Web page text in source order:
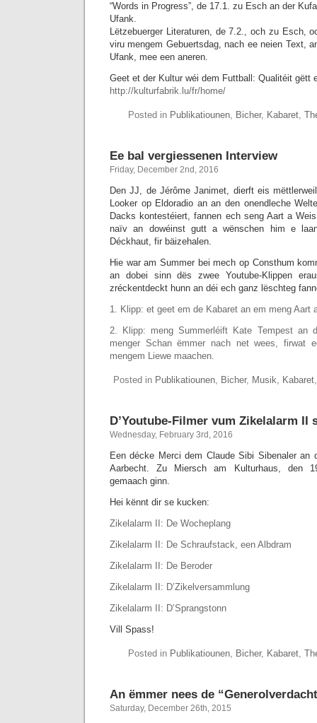
“Words in Progress”, de 17.1. zu Esch an der
Ufank.
Lëtzebuerger Literaturen, de 7.2., och zu Esch,
viru mengem Gebuertsdag, nach ee neien Text,
Ufank, mee een aneren.
Geet et der Kultur wéi dem Futtball: Qualitéit gëtt
http://kulturfabrik.lu/fr/home/
Posted in Publikatiounen, Bicher, Kabaret,
Ee bal vergiessenen Interview
Friday, December 2nd, 2016
Den JJ, de Jérôme Janimet, dierft eis
Looker op Eldoradio an an den onendleche
Dacks kontestéiert, fannen ech seng Aart a
naïv an dowéinst gutt a wënschen him e
Déckhaut, fir bäizehalen.
Hie war am Summer bei mech op Consthum
an dobei sinn dës zwee Youtube-Klippen
zréckentdeckt hunn an déi ech ganz lëschteg
1. Klipp: et geet em de Kabaret an em meng Aart
2. Klipp: meng Summerléift Kate Tempest an
menger Schan ëmmer nach net wees, firwat
mengem Liewe maachen.
Posted in Publikatiounen, Bicher, Musik, Kabaret
D’Youtube-Filmer vum Zikelalarm II
Wednesday, February 3rd, 2016
Een décke Merci dem Claude Sibi Sibenaler
Aarbecht. Zu Miersch am Kulturhaus, den
gemaach ginn.
Hei kënnt dir se kucken:
Zikelalarm II: De Wocheplang
Zikelalarm II: De Schraufstack, een Albdram
Zikelalarm II: De Beroder
Zikelalarm II: D’Zikelversammlung
Zikelalarm II: D’Sprangstonn
Vill Spass!
Posted in Publikatiounen, Bicher, Kabaret,
An ëmmer nees de
Saturday, December 26th, 2015